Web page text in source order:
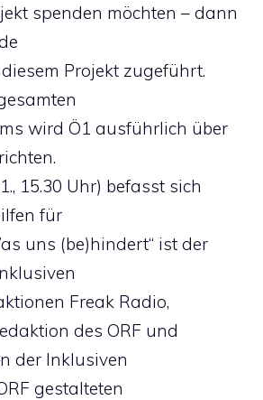
spenden möchten – dann
Projekt zugeführt.
wird Ö1 ausführlich über
15.30 Uhr) befasst sich
für
uns (be)hindert“ ist der
Freak Radio,
des ORF und
der Inklusiven
gestalteten